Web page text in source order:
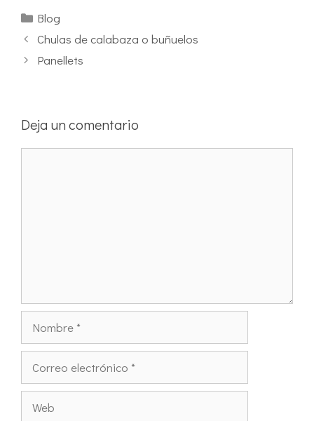
Blog
Chulas de calabaza o buñuelos
Panellets
Deja un comentario